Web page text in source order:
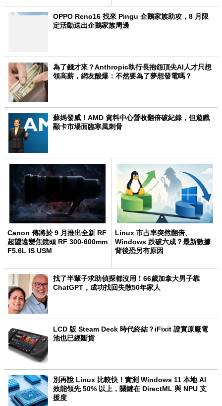
OPPO Reno16 找來 Pingu 企鵝家族助攻，8 月限
定活動送出企鵝家族周邊
為了錢才來？Anthropic執行長抱怨頂尖AI人才只想
領高薪，網友酸爆：不然要為了夢想發電嗎？
蘇媽發威！AMD 資料中心營收翻倍破紀錄，但遊戲
顯卡市場面臨寒風刺骨
Canon 傳將於 9 月推出全新 RF
超望遠變焦鏡頭 RF 300-600mm
F5.6L IS USM
Linux 市占率突然翻倍、
Windows 跌破六成？最新數據
背後恐另有原因
找了半輩子求助偵探都沒用！66歲加拿大男子靠
ChatGPT，成功找回失散50年家人
LCD 版 Steam Deck 時代終結？iFixit 證實原廠電
池也已經斷貨
別再說 Linux 比較快！實測 Windows 11 本地 AI
效能領先 50% 以上，關鍵在 DirectML 與 NPU 支
援度